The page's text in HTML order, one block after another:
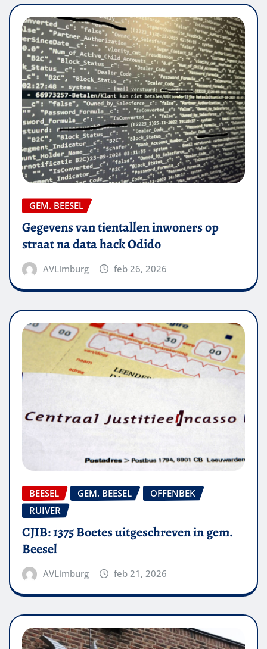
GEM. BEESEL
Gegevens van tientallen inwoners op
straat na data hack Odido
AVLimburg feb 26, 2026
BEESEL GEM. BEESEL
OFFENBEK
RUIVER
CJIB: 1375 Boetes uitgeschreven in gem.
Beesel
AVLimburg feb 21, 2026